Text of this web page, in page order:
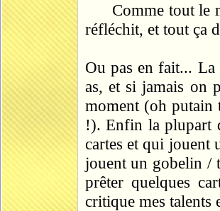
Comme tout le
réfléchit, et tout ça
Ou pas en fait...
as, et si jamais on
moment (oh putain
!). Enfin la plupart
cartes et qui jouent
jouent un gobelin /
prêter quelques
critique mes talents